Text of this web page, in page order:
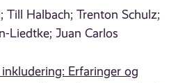
Till Halbach; Trenton Schulz;
Liedtke; Juan Carlos
Erfaringer og